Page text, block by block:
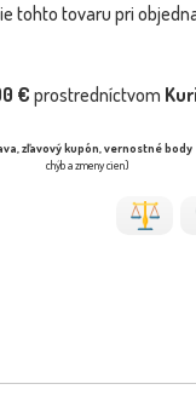
tohto tovaru pri
€ prostredníctvom
zľavový kupón, vernostné body
chýb a zmeny cien)